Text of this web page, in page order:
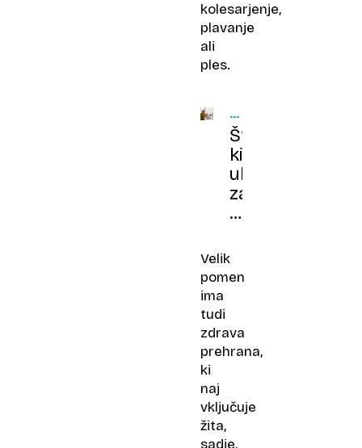
kolesarjenje,
plavanje
ali
ples.
KRVNI
TLAK
Številke,
ki
ubijajo:
zakaj
je
tlak
števila
korakov
Velik
pomen
ima
tudi
zdrava
prehrana,
ki
naj
vključuje
žita,
sadje,